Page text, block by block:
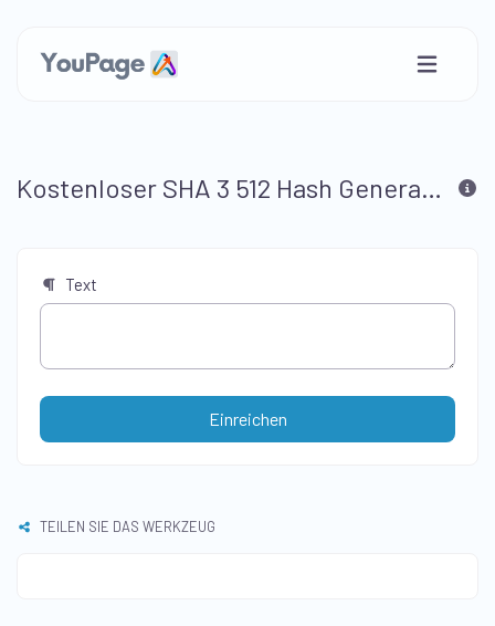
Kostenloser SHA 3 512 Hash Generator
Text
Einreichen
TEILEN SIE DAS WERKZEUG